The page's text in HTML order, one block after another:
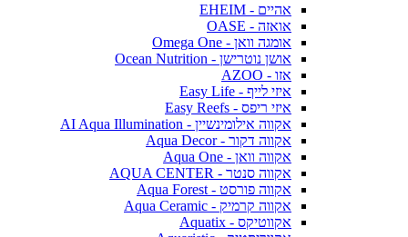
אהיים - EHEIM
אואזה - OASE
אומגה וואן - Omega One
אושן נוטרישן - Ocean Nutrition
אזו - AZOO
איזי לייף - Easy Life
איזי ריפס - Easy Reefs
אקווה אילומינשיין - AI Aqua Illumination
אקווה דקור - Aqua Decor
אקווה וואן - Aqua One
אקווה סנטר - AQUA CENTER
אקווה פורסט - Aqua Forest
אקווה קרמיק - Aqua Ceramic
אקווטיקס - Aquatix